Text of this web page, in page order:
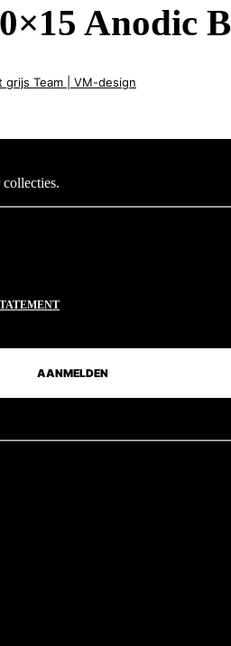
Anodic
grijs Team | VM-design